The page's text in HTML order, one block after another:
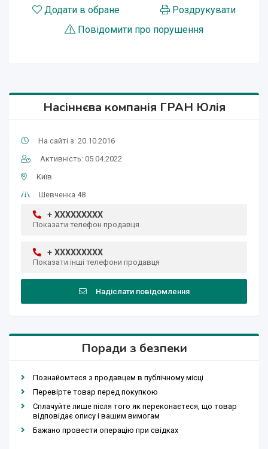
Додати в обране
Роздрукувати
Повідомити про порушення
Насіннєва компанія ГРАН Юлія
На сайті з: 20.10.2016
Активність: 05.04.2022
Київ
Шевченка 48
+ XXXXXXXXX
Показати телефон продавця
+ XXXXXXXXX
Показати інші телефони продавця
Надіслати повідомлення
Поради з безпеки
Познайомтеся з продавцем в публічному місці
Перевірте товар перед покупкою
Сплачуйте лише після того як переконаєтеся, що товар
відповідає опису і вашим вимогам
Бажано провести операцію при свідках